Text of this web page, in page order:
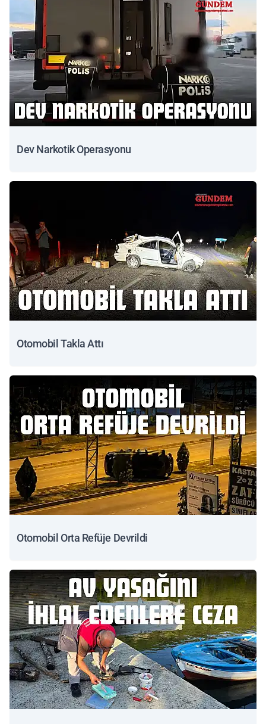
Dev Narkotik Operasyonu
Otomobil Takla Attı
Otomobil Orta Refüje Devrildi